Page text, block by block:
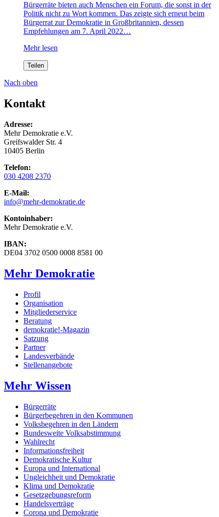
Bürgerräte bieten auch Menschen ein Forum, die sonst in der
Politik nicht zu Wort kommen. Das zeigte sich erneut beim
Bürgerrat zur Demokratie in Großbritannien, dessen
Empfehlungen am 7. April 2022…
Mehr lesen
Teilen
Nach oben
Kontakt
Adresse:
Mehr Demokratie e.V.
Greifswalder Str. 4
10405 Berlin
Telefon:
030 4208 2370
E-Mail:
info@mehr-demokratie.de
Kontoinhaber:
Mehr Demokratie e.V.
IBAN:
DE04 3702 0500 0008 8581 00
Mehr Demokratie
Profil
Organisation
Mitgliederservice
Beratung
demokratie!-Magazin
Satzung
Partner
Landesverbände
Stellenangebote
Mehr Wissen
Bürgerräte
Bürgerbegehren in den Kommunen
Volksbegehren in den Ländern
Bundesweite Volksabstimmung
Wahlrecht
Informationsfreiheit
Demokratische Kultur
Europa und International
Ungleichheit und Demokratie
Klima und Demokratie
Gesetzgebungsreform
Handelsverträge
Corona und Demokratie